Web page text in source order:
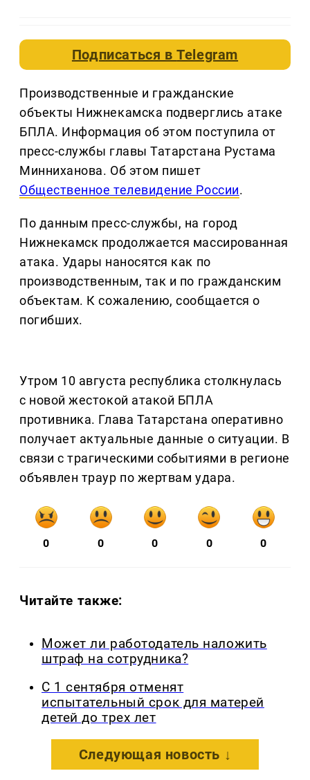
Подписаться вTelegram
Производственные и гражданские
объекты Нижнекамска подверглись атаке
БПЛА. Информация об этом поступила от
пресс-службы главы Татарстана Рустама
Минниханова. Об этом пишет
Общественное телевидение России.
По данным пресс-службы, на город
Нижнекамск продолжается массированная
атака. Удары наносятся как по
производственным, так и по гражданским
объектам. К сожалению, сообщается о
погибших.
Утром 10 августа республика столкнулась
с новой жестокой атакой БПЛА
противника. Глава Татарстана оперативно
получает актуальные данные о ситуации. В
связи с трагическими событиями в регионе
объявлен траур по жертвам удара.
0 0 0 0 0
Читайте также:
Может ли работодатель наложить
штраф на сотрудника?
С 1 сентября отменят
испытательный срок для матерей
детей до трех лет
Следующая новость ↓